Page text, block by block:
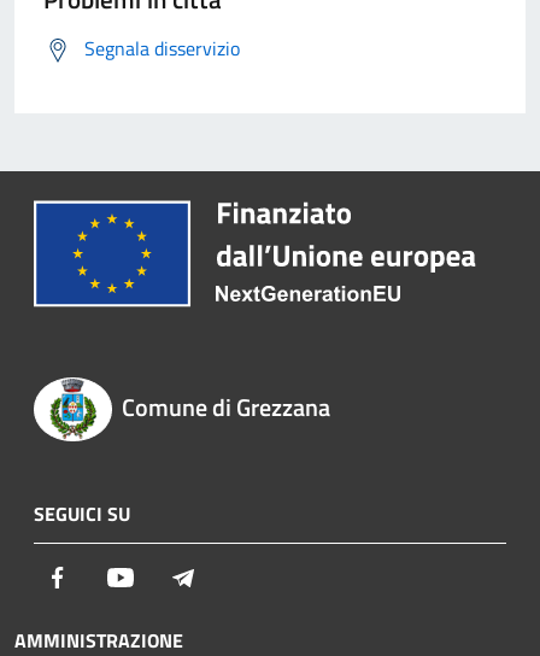
Segnala disservizio
Comune di Grezzana
SEGUICI SU
Facebook Youtube
AMMINISTRAZIONE